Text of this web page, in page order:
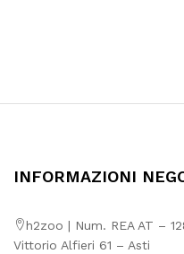
INFORMAZIONI
h2zoo | Num. REA AT –
Vittorio Alfieri 61 – Asti